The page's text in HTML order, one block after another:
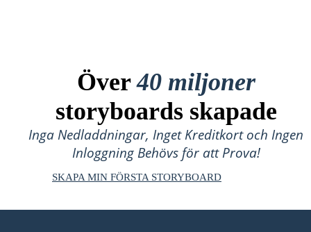
Över40 miljoner
storyboards skapade
Inga Nedladdningar, Inget Kreditkort och Ingen
Inloggning Behövs för att Prova!
SKAPA MIN FÖRSTA STORYBOARD